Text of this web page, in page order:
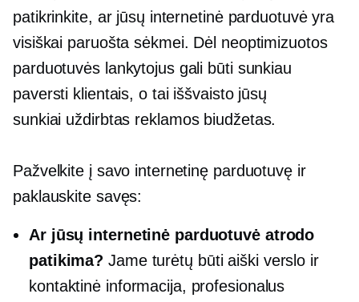
patikrinkite, ar jūsų internetinė parduotuvė yra
visiškai paruošta sėkmei. Dėl neoptimizuotos
parduotuvės lankytojus gali būti sunkiau
paversti klientais, o tai iššvaisto jūsų
sunkiai uždirbtas reklamos biudžetas.
Pažvelkite į savo internetinę parduotuvę ir
paklauskite savęs:
Ar jūsų internetinė parduotuvė atrodo
patikima? Jame turėtų būti aiški verslo ir
kontaktinė informacija, profesionalus